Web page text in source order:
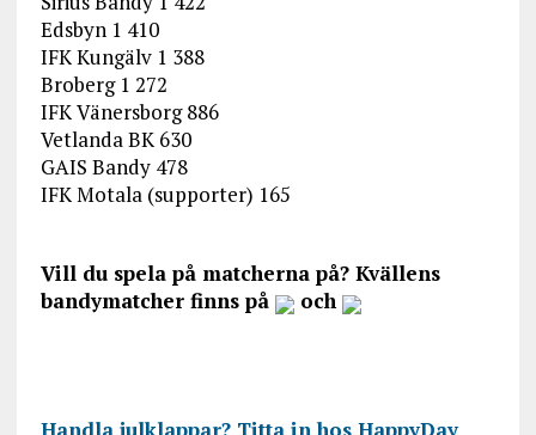
Edsbyn 1 410
IFK Kungälv 1 388
Broberg 1 272
IFK Vänersborg 886
Vetlanda BK 630
GAIS Bandy 478
IFK Motala (supporter) 165
Vill du spela på matcherna på? Kvällens
bandymatcher finns på
och